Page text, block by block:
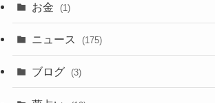
お金 (1)
ニュース (175)
ブログ (3)